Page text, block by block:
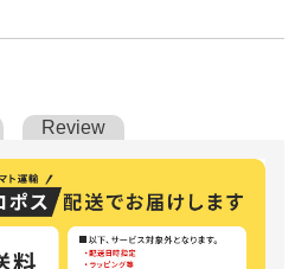
Review